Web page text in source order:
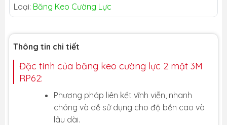
Loại: Băng Keo Cường Lực
Thông tin chi tiết
Đặc tính của băng keo cường lực 2 mặt 3M
RP62:
Phương pháp liên kết vĩnh viễn, nhanh
chóng và dễ sử dụng cho độ bền cao và
lâu dài.